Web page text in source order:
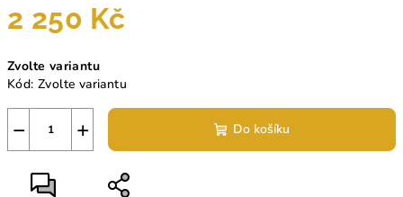
2 250 Kč
cena:
Zvolte variantu
Kód: Zvolte variantu
+
− Do košíku